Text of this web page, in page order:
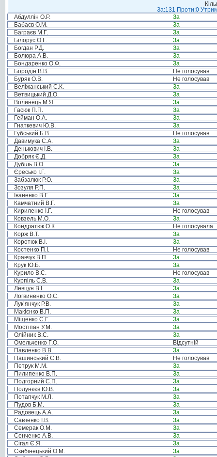
За:131 Проти:0
Абдуллін О.Р.
За
Бабаєв О.М.
За
Баграєв М.Г.
За
Білорус О.Г.
За
Богдан Р.Д.
За
Болюра А.В.
За
Бондаренко О.Ф.
За
Бородін В.В.
Не голосував
Буряк О.В.
Не голосував
Веліжанський С.К.
За
Ветвицький Д.О.
За
Волинець М.Я.
За
Гасюк П.П.
За
Гейман О.А.
За
Гнаткевич Ю.В.
За
Губський Б.В.
Не голосував
Давимука С.А.
За
Денькович І.В.
За
Добряк Є.Д.
За
Дубіль В.О.
За
Єресько І.Г.
За
Забзалюк Р.О.
За
Зозуля Р.П.
За
Іваненко В.Г.
За
Камчатний В.Г.
За
Кириленко І.Г.
Не голосував
Ковзель М.О.
За
Кондратюк О.К.
Не голосувала
Корж В.Т.
За
Коротюк В.І.
За
Костенко П.І.
Не голосував
Кравчук В.П.
За
Крук Ю.Б.
За
Курило В.С.
Не голосував
Курпіль С.В.
За
Левцун В.І.
За
Логвиненко О.С.
За
Лук’янчук Р.В.
За
Макієнко В.П.
За
Міщенко С.Г.
За
Мостіпан У.М.
За
Олійник В.С.
За
Омельченко Г.О.
Відсутній
Павленко В.В.
За
Пашинський С.В.
Не голосував
Петрук М.М.
За
Пилипенко В.П.
За
Подгорний С.П.
За
Полунєєв Ю.В.
За
Потапчук М.Л.
За
Пудов Б.М.
За
Радовець А.А.
За
Савченко І.В.
За
Семерак О.М.
За
Сенченко А.В.
За
Сігал Є.Я.
За
Скибінецький О.М.
За